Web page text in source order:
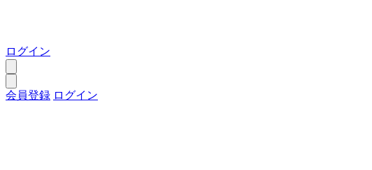
ログイン
会員登録 ログイン